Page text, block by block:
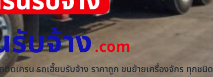
รับจ้าง.com
ติดเครน รถเฮี๊ยบรับจ้าง ราคาถูก ขนย้ายเครื่องจักร ทุกชนิด